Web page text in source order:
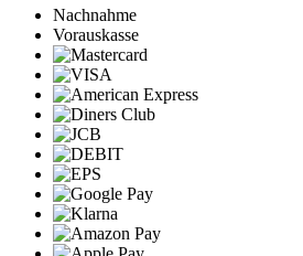
Nachnahme
Vorauskasse